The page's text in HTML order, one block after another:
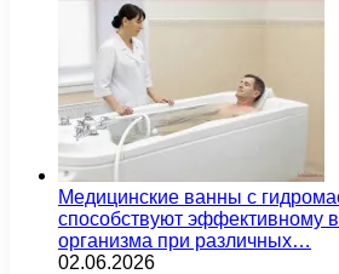
Медицинские ванны с
способствуют эффективному
организма при различных…
02.06.2026